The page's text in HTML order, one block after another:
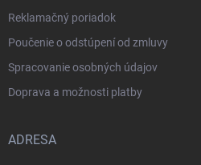
Reklamačný poriadok
Poučenie o odstúpení od zmluvy
Spracovanie osobných údajov
Doprava a možnosti platby
ADRESA